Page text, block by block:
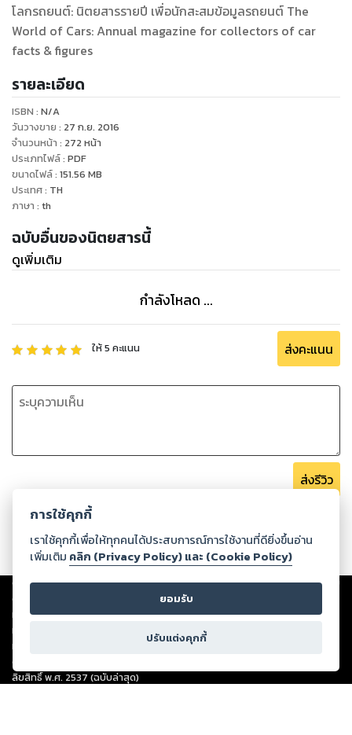
โลกรถยนต์: นิตยสารรายปี เพื่อนักสะสมข้อมูลรถยนต์ The
World of Cars: Annual magazine for collectors of car
facts & figures
รายละเอียด
ISBN : N/A
วันวางขาย : 27 ก.ย. 2016
จำนวนหน้า : 272 หน้า
ประเภทไฟล์: PDF
ขนาดไฟล์: 151.56 MB
ประเทศ: TH
ภาษา : th
ฉบับอื่นของนิตยสารนี้
ดูเพิ่มเติม
กำลังโหลด ...
ให้5 คะแนน ส่งคะแนน
ส่งรีวิว
Copyright ©2026Storylog Co., Ltd. - สตอรี่ล็อกขอสงวนสิทธิ์ไม่รับผิดชอบ
ต่อผลงานหรือเนื้อหาใดที่อัปโหลดผ่านเว็บไซต์และปรากฏว่าละเมิดสิทธิใน
ทรัพย์สินทางปัญญาของบุคคลอื่นหรือขัดต่อกฎหมายและศีลธรรม ดังนั้น ผู้อ่าน
ทุกท่านโปรดใช้วิจารณญาณในการกลั่นกรองด้วยตนเอง และหากท่านพบว่าส่วน
หนึ่งส่วนใดขัดต่อกฎหมายและศีลธรรม กรุณาแจ้งมายังบริษัท เพื่อทีมงานจะได้
ดำเนินการในทันที ทั้งนี้ ทางสตอรี่ล็อกขอสงวนลิขสิทธิ์ตามพระราชบัญญัติ
ลิขสิทธิ์ พ.ศ. 2537 (ฉบับล่าสุด)
การใช้คุกกี้
เราใช้คุกกี้เพื่อให้ทุกคนได้ประสบการณ์การใช้งานที่ดียิ่งขึ้นอ่าน
เพิ่มเติม คลิก (Privacy Policy) และ (Cookie Policy)
ยอมรับ
ปรับแต่งคุกกี้